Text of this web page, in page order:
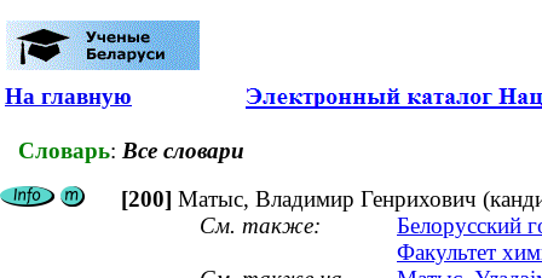
На главную
Словарь: Все словари
[200] Матыс, Владимир Генрихович
См. также:
Белорусский
Факультет